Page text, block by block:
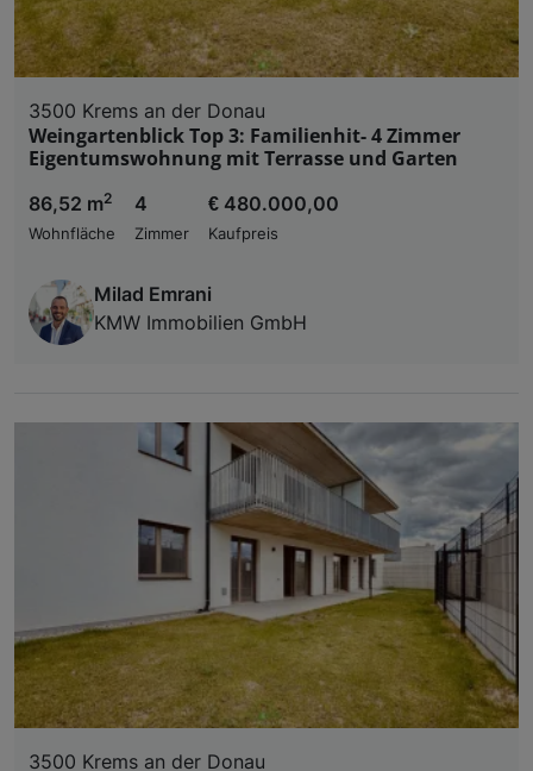
3500 Krems an der Donau
Weingartenblick Top 3: Familienhit- 4 Zimmer
Eigentumswohnung mit Terrasse und Garten
86,52 m2
Wohnfläche
4
Zimmer
€ 480.000,00
Kaufpreis
Milad Emrani
KMW Immobilien GmbH
3500 Krems an der Donau